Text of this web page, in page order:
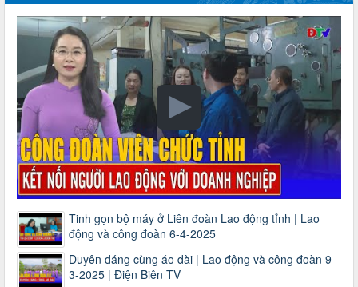
Tinh gọn bộ máy ở Liên đoàn Lao động tỉnh | Lao
động và công đoàn 6-4-2025
Duyên dáng cùng áo dài | Lao động và công đoàn 9-
3-2025 | Điện Biên TV